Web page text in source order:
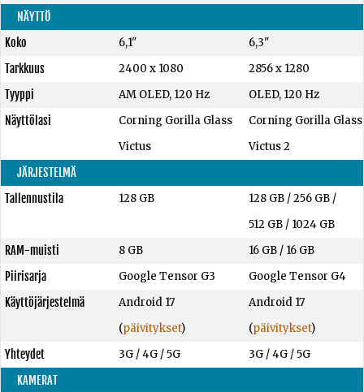
NÄYTTÖ
Koko
6,1"
6,3"
Tarkkuus
2400 x 1080
2856 x 1280
Tyyppi
AM OLED, 120 Hz
OLED, 120 Hz
Näyttölasi
Corning Gorilla Glass
Victus
Corning Gorilla Glass
Victus 2
JÄRJESTELMÄ
Tallennustila
128 GB 128 GB /256 GB /
512 GB / 1024 GB
RAM-muisti
8 GB 16 GB / 16 GB
Piirisarja
Google Tensor G3
Google Tensor G4
Käyttöjärjestelmä
Android 17
(päivitykset)
Android 17
(päivitykset)
Yhteydet
3G / 4G / 5G
3G / 4G / 5G
KAMERAT